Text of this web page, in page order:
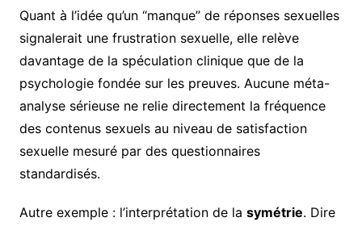
Quant à l’idée qu’un “manque” de réponses sexuelles
signalerait une frustration sexuelle, elle relève
davantage de la spéculation clinique que de la
psychologie fondée sur les preuves. Aucune méta-
analyse sérieuse ne relie directement la fréquence
des contenus sexuels au niveau de satisfaction
sexuelle mesuré par des questionnaires
standardisés.
Autre exemple : l’interprétation de la symétrie. Dire